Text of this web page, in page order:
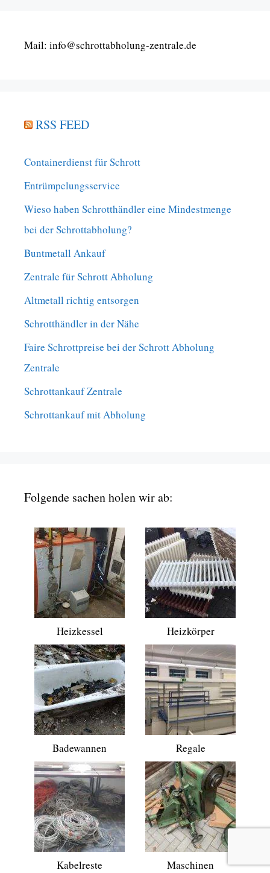
Mail: info@schrottabholung-zentrale.de
RSS FEED
Containerdienst für Schrott
Entrümpelungsservice
Wieso haben Schrotthändler eine Mindestmenge
bei der Schrottabholung?
Buntmetall Ankauf
Zentrale für Schrott Abholung
Altmetall richtig entsorgen
Schrotthändler in der Nähe
Faire Schrottpreise bei der Schrott Abholung
Zentrale
Schrottankauf Zentrale
Schrottankauf mit Abholung
Folgende sachen holen wir ab:
Heizkessel Heizkörper
Badewannen Regale
Kabelreste Maschinen